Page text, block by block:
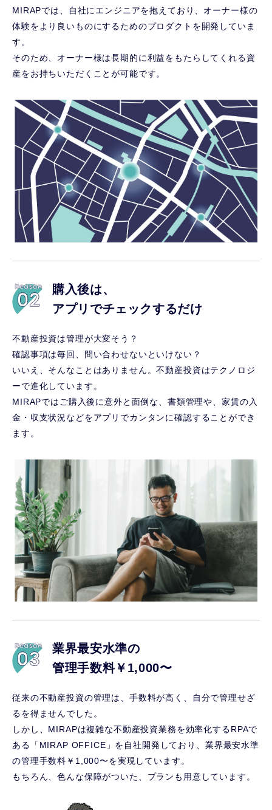
MIRAPでは、自社にエンジニアを抱えており、オーナー様の
体験をより良いものにするためのプロダクトを開発していま
す。
そのため、オーナー様は長期的に利益をもたらしてくれる資
産をお持ちいただくことが可能です。
購入後は、
アプリでチェックするだけ
不動産投資は管理が大変そう？
確認事項は毎回、問い合わせないといけない？
いいえ、そんなことはありません。不動産投資はテクノロジ
ーで進化しています。
MIRAPではご購入後に意外と面倒な、書類管理や、家賃の入
金・収支状況などをアプリでカンタンに確認することができ
ます。
業界最安水準の
管理手数料￥1,000〜
従来の不動産投資の管理は、手数料が高く、自分で管理せざ
るを得ませんでした。
しかし、MIRAPは複雑な不動産投資業務を効率化するRPAで
ある「MIRAP OFFICE」を自社開発しており、業界最安水準
の管理手数料￥1,000〜を実現しています。
もちろん、色んな保障がついた、プランも用意しています。